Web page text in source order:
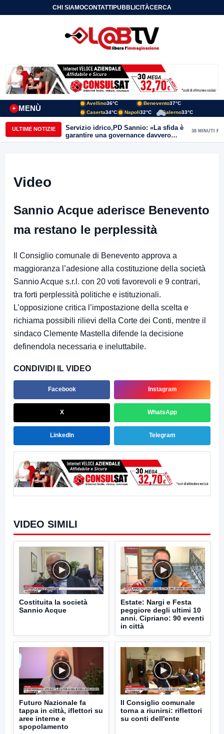
CHI SIAMOCONTATTIPUBBLICITÀCERCA
MENÙ
+
Avellino36°C Benevento37°C
Caserta34°C Napoli32°C Salerno33°C
ULTIME NOTIZIE
Servizio idrico,PD Sannio: «La sfida è
garantire una governance davvero
pubblica»
38 MINUTI FA
Video
Sannio Acque aderisce Benevento
ma restano le perplessità
Il Consiglio comunale di Benevento approva a
maggioranza l’adesione alla costituzione della società
Sannio Acque s.r.l. con 20 voti favorevoli e 9 contrari,
tra forti perplessità politiche e istituzionali.
L’opposizione critica l’impostazione della scelta e
richiama possibili rilievi della Corte dei Conti, mentre il
sindaco Clemente Mastella difende la decisione
definendola necessaria e ineluttabile.
CONDIVIDI IL VIDEO
Facebook Instagram
X WhatsApp
LinkedIn Telegram
VIDEO SIMILI
Costituita la società
Sannio Acque
Estate: Nargi e Festa
peggiore degli ultimi 10
anni. Cipriano: 90 eventi
in città
Futuro Nazionale fa
tappa in città, iflettori su
aree interne e
spopolamento
Il Consiglio comunale
torna a riunirsi: riflettori
su conti dell'ente